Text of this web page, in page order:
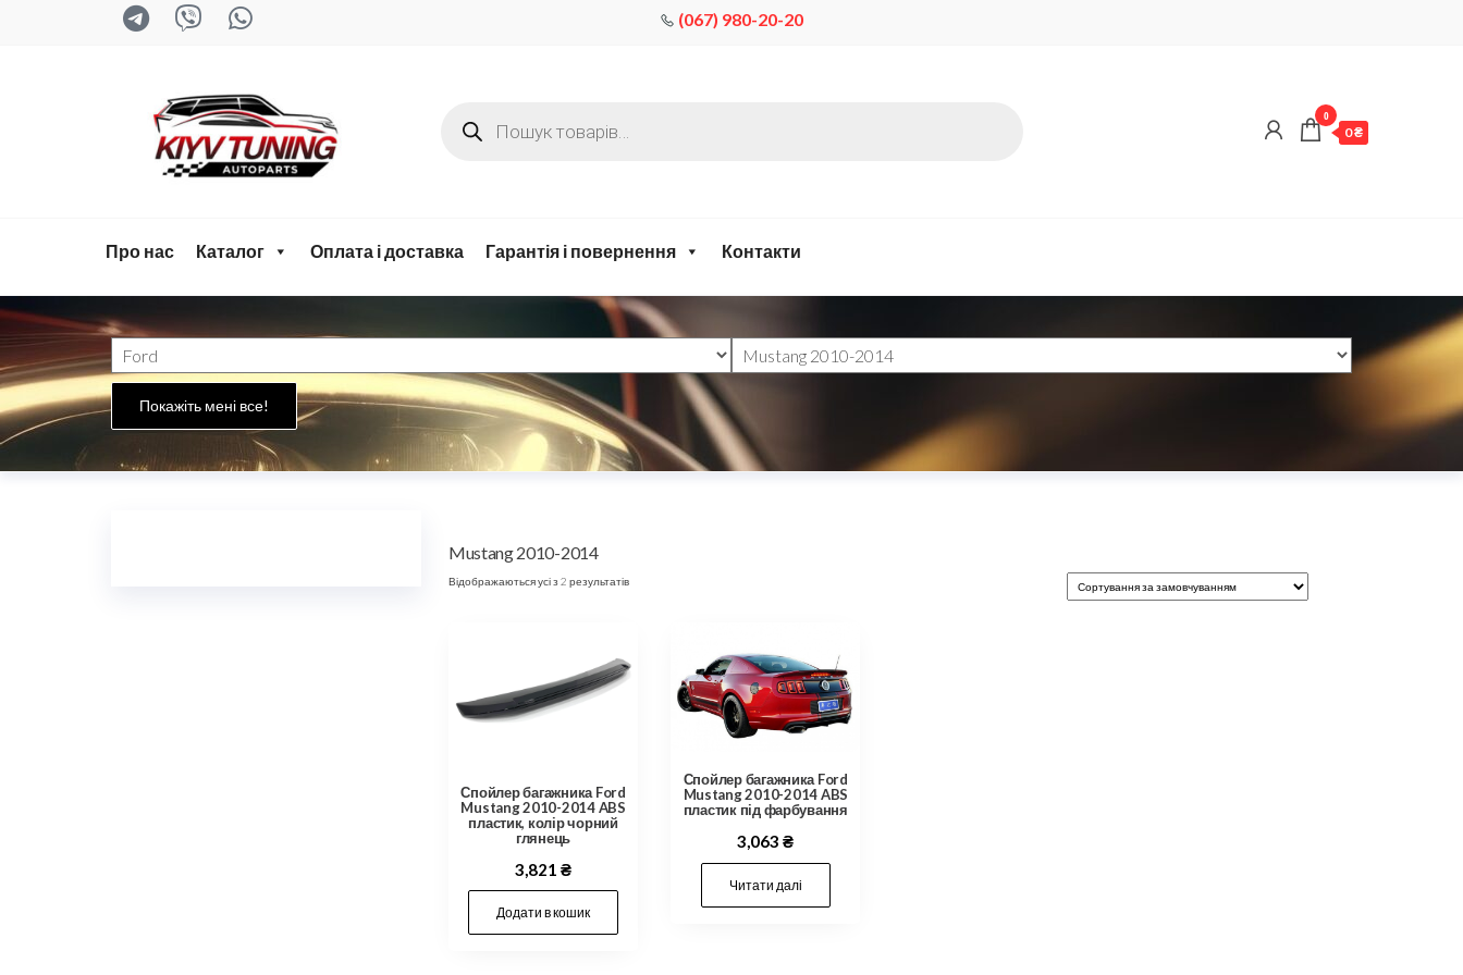
(067) 980-20-20
tuning.com
0
0 ₴
Про нас Каталог Оплата і доставка Гарантія і повернення Контакти
Покажіть мені все!
Mustang 2010-2014
Відображаються усі з 2 результатів
Спойлер багажника Ford
Mustang 2010-2014 ABS
пластик, колір чорний
глянець
3,821₴
Додати в кошик
Спойлер багажника Ford
Mustang 2010-2014 ABS
пластик під фарбування
3,063₴
Читати далі